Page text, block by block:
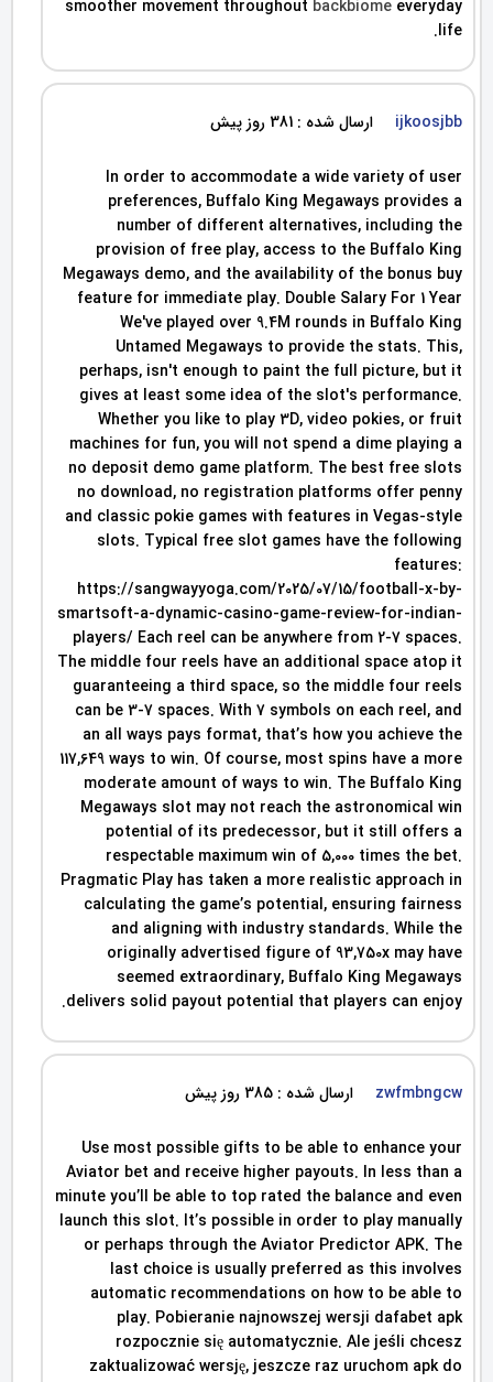
smoother movement throughout backbiome everyday
life.
ijkoosjbb ارسال شده : 381 روز پیش
In order to accommodate a wide variety of user
preferences, Buffalo King Megaways provides a
number of different alternatives, including the
provision of free play, access to the Buffalo King
Megaways demo, and the availability of the bonus buy
feature for immediate play. Double Salary For 1 Year
We've played over 9.4M rounds in Buffalo King
Untamed Megaways to provide the stats. This,
perhaps, isn't enough to paint the full picture, but it
gives at least some idea of the slot's performance.
Whether you like to play 3D, video pokies, or fruit
machines for fun, you will not spend a dime playing a
no deposit demo game platform. The best free slots
no download, no registration platforms offer penny
and classic pokie games with features in Vegas-style
slots. Typical free slot games have the following
features:
https://sangwayyoga.com/2025/07/15/football-x-by-
smartsoft-a-dynamic-casino-game-review-for-indian-
players/ Each reel can be anywhere from 2-7 spaces.
The middle four reels have an additional space atop it
guaranteeing a third space, so the middle four reels
can be 3-7 spaces. With 7 symbols on each reel, and
an all ways pays format, that’s how you achieve the
117,649 ways to win. Of course, most spins have a more
moderate amount of ways to win. The Buffalo King
Megaways slot may not reach the astronomical win
potential of its predecessor, but it still offers a
respectable maximum win of 5,000 times the bet.
Pragmatic Play has taken a more realistic approach in
calculating the game’s potential, ensuring fairness
and aligning with industry standards. While the
originally advertised figure of 93,750x may have
seemed extraordinary, Buffalo King Megaways
delivers solid payout potential that players can enjoy.
zwfmbngcw ارسال شده : 385 روز پیش
Use most possible gifts to be able to enhance your
Aviator bet and receive higher payouts. In less than a
minute you’ll be able to top rated the balance and even
launch this slot. It’s possible in order to play manually
or perhaps through the Aviator Predictor APK. The
last choice is usually preferred as this involves
automatic recommendations on how to be able to
play. Pobieranie najnowszej wersji dafabet apk
rozpocznie się automatycznie. Ale jeśli chcesz
zaktualizować wersję, jeszcze raz uruchom apk do